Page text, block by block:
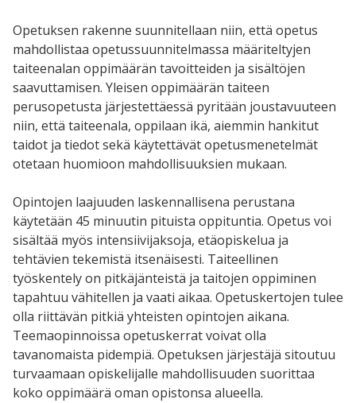
Opetuksen rakenne suunnitellaan niin, että opetus
mahdollistaa opetussuunnitelmassa määriteltyjen
taiteenalan oppimäärän tavoitteiden ja sisältöjen
saavuttamisen. Yleisen oppimäärän taiteen
perusopetusta järjestettäessä pyritään joustavuuteen
niin, että taiteenala, oppilaan ikä, aiemmin hankitut
taidot ja tiedot sekä käytettävät opetusmenetelmät
otetaan huomioon mahdollisuuksien mukaan.
Opintojen laajuuden laskennallisena perustana
käytetään 45 minuutin pituista oppituntia. Opetus voi
sisältää myös intensiivijaksoja, etäopiskelua ja
tehtävien tekemistä itsenäisesti. Taiteellinen
työskentely on pitkäjänteistä ja taitojen oppiminen
tapahtuu vähitellen ja vaati aikaa. Opetuskertojen tulee
olla riittävän pitkiä yhteisten opintojen aikana.
Teemaopinnoissa opetuskerrat voivat olla
tavanomaista pidempiä. Opetuksen järjestäjä sitoutuu
turvaamaan opiskelijalle mahdollisuuden suorittaa
koko oppimäärä oman opistonsa alueella.